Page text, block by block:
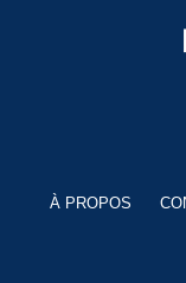
À PROPOS